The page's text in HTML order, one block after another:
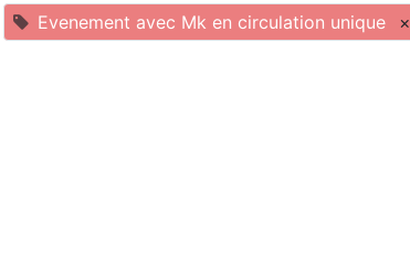
Evenement avec Mk en circulation unique ×